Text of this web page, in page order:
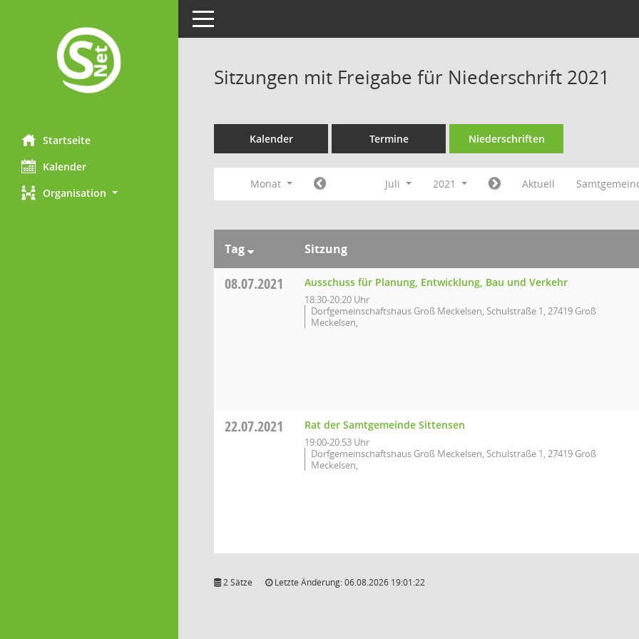
Startseite
Kalender
Organisation
Toggle navigation
Sitzungen mit Freigabe für Niederschrift 2021
Kalender Termine Niederschriften
Monat Juli 2021 Aktuell
Tag Sitzung
08.07.2021 Ausschuss für Planung, Entwicklung, Bau und Verkehr
18:30-20:20 Uhr
Dorfgemeinschaftshaus Groß Meckelsen, Schulstraße 1, 27419 Groß
Meckelsen,
22.07.2021 Rat der Samtgemeinde Sittensen
19:00-20:53 Uhr
Dorfgemeinschaftshaus Groß Meckelsen, Schulstraße 1, 27419 Groß
Meckelsen,
2 Sätze Letzte Änderung: 06.08.2026 19:01:22